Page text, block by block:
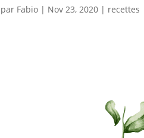
par Fabio | Nov 23, 2020 | recettes